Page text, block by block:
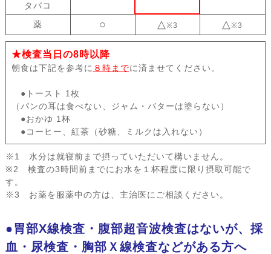
タバコ
薬
○ △※3 △※3
★検査当日の8時以降
朝食は下記を参考に ８時までに済ませてください。
●トースト 1枚
（パンの耳は食べない、ジャム・バターは塗らない）
●おかゆ 1杯
●コーヒー、紅茶（砂糖、ミルクは入れない）
※1 水分は就寝前まで摂っていただいて構いません。
※2 検査の3時間前までにお水を１杯程度に限り摂取可能で
す。
※3 お薬を服薬中の方は、主治医にご相談ください。
●胃部X線検査・腹部超音波検査はないが、採
血・尿検査・胸部Ｘ線検査などがある方へ